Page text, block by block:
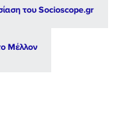
του Socioscope.gr
Μέλλον